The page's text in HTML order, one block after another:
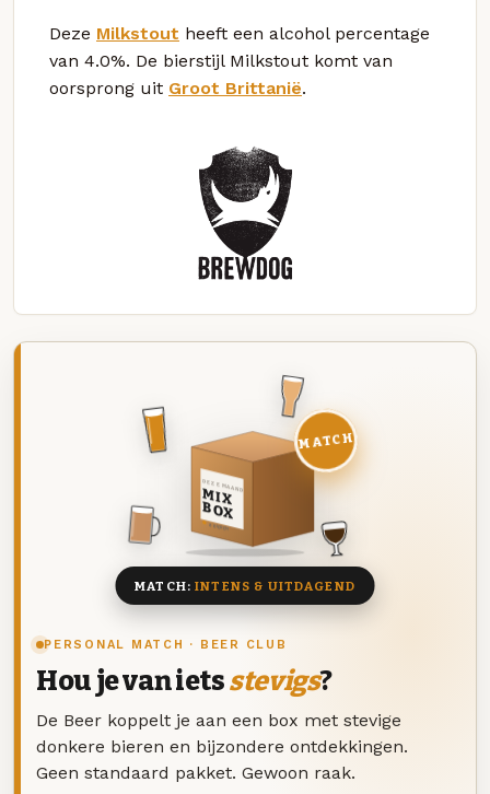
Deze Milkstout heeft een alcohol percentage
van 4.0%. De bierstijl Milkstout komt van
oorsprong uit Groot Brittanië.
PERSONAL MATCH · BEER CLUB
Hou je van ietsstevigs?
De Beer koppelt je aan een box met stevige
donkere bieren en bijzondere ontdekkingen.
Geen standaard pakket. Gewoon raak.
DEZE MAAND
MIX
BOX
8 BIEREN
MATCH
MATCH:INTENS & UITDAGEND